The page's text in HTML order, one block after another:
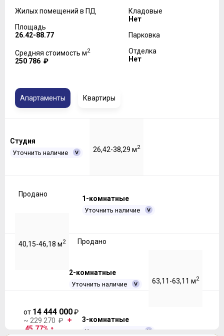
Жилых помещений в ПД
Площадь
26.42-88.77
Средняя стоимость м2
250 786 ₽
Кладовые
Нет
Парковка
Отделка
Нет
Апартаменты Квартиры
Студия
Уточнить наличие 26,42-38,29 м2
Продано
1-комнатные
Уточнить наличие
40,15-46,18 м2 Продано
2-комнатные
Уточнить наличие 63,11-63,11 м2
от 14 444 000₽
~ 229 270 ₽
45.77%
3-комнатные
Уточнить наличие